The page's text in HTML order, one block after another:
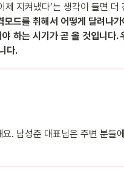
지켜냈다’는 생각이 들면 더
드를 취해서 어떻게 달려나
하는 시기가 곧 올 것입니다.
다.
요. 남성준 대표님은 주변 분들